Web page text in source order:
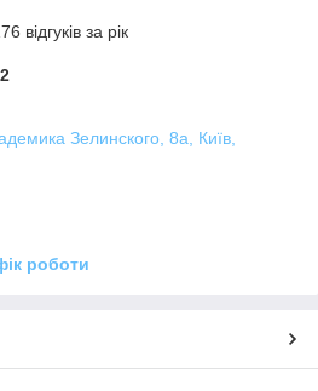
відгуків за рік
Зелинского, 8а, Київ,
роботи